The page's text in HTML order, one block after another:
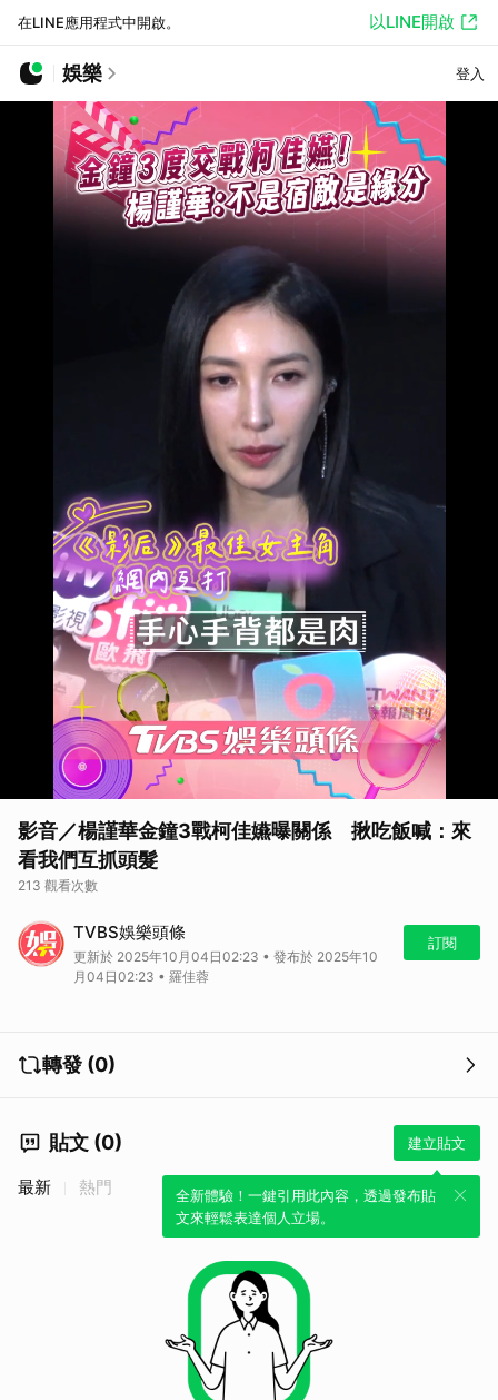
在LINE應用程式中開啟。 以LINE開啟
娛樂 登入
影音／楊謹華金鐘3戰柯佳嬿曝關係 揪吃飯喊：來
看我們互抓頭髮
213 觀看次數
TVBS娛樂頭條
更新於 2025年10月04日02:23 • 發布於 2025年10
月04日02:23 • 羅佳蓉
訂閱
轉發 (0)
貼文 (0) 建立貼文
全新體驗！一鍵引用此內容，透過發布貼
文來輕鬆表達個人立場。
最新 熱門